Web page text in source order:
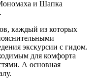
и Шапка
каждый из которых
экскурсии с гидом.
для комфорта
А основная